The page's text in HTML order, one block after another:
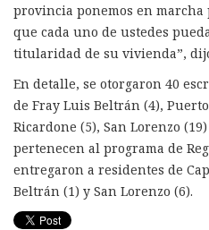
provincia ponemos en
que cada uno de ustedes
titularidad de su vivienda”,
En detalle, se otorgaron 40
de Fray Luis Beltrán (4),
Ricardone (5), San Lorenzo
pertenecen al programa de
entregaron a residentes de
Beltrán (1) y San Lorenzo (6).